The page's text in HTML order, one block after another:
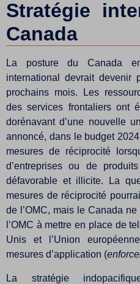
Stratégie
Canada
La posture du Canada
international devrait devenir
prochains mois. Les
des services frontaliers ont
dorénavant d’une nouvelle
annoncé, dans le budget
mesures de réciprocité
d’entreprises ou de
défavorable et illicite. La
mesures de réciprocité
de l’OMC, mais le Canada
l’OMC à mettre en place de
Unis et l’Union
mesures d’application (
La stratégie